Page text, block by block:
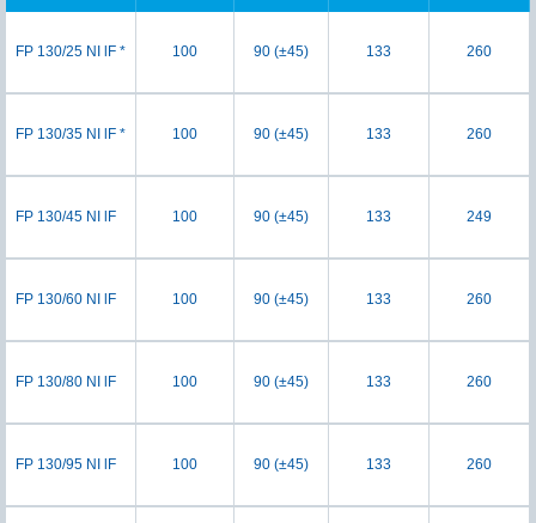
FP 130/25 NI lF * 100 90 (±45) 133 260
FP 130/35 NI lF * 100 90 (±45) 133 260
FP 130/45 NI lF 100 90 (±45) 133 249
FP 130/60 NI lF 100 90 (±45) 133 260
FP 130/80 NI lF 100 90 (±45) 133 260
FP 130/95 NI lF 100 90 (±45) 133 260